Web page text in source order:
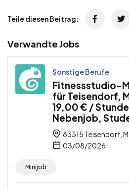
Teile diesen Beitrag:
Verwandte Jobs
Sonstige Berufe
Fitnessstudio-
für Teisendorf,
19,00 € /
Nebenjob,
83315 Teisendorf,
03/08/2026
Minijob